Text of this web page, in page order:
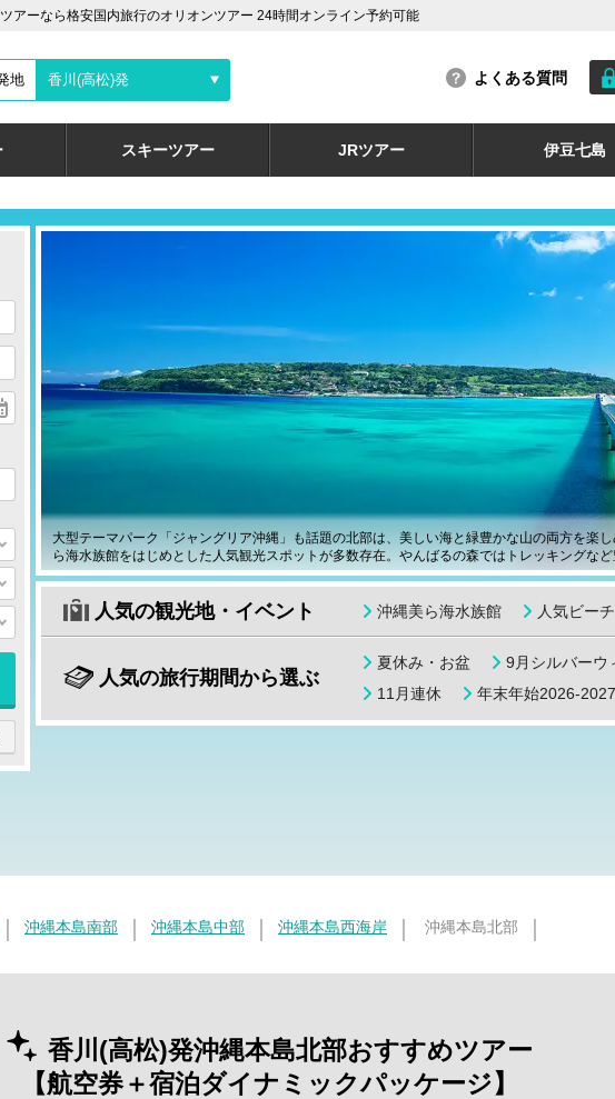
アーなら格安国内旅行のオリオンツアー 24時間オンライン予約可能
地 香川(高松)発 よくある質問
スキーツアー JRツアー 伊豆七島
大型テーマパーク「ジャングリア沖縄」も話題の北部は、美しい海と緑豊かな山の両方を楽
ら海水族館をはじめとした人気観光スポットが多数存在。やんばるの森ではトレッキングな
人気の観光地・イベント 沖縄美ら海水族館 人気ビーチ
人気の旅行期間から選ぶ
夏休み・お盆 9月シルバーウ
11月連休
年末年始2026-2027
沖縄本島南部 沖縄本島中部 沖縄本島西海岸 沖縄本島北部
香川(高松)発沖縄本島北部おすすめツアー
【航空券＋宿泊ダイナミックパッケージ】